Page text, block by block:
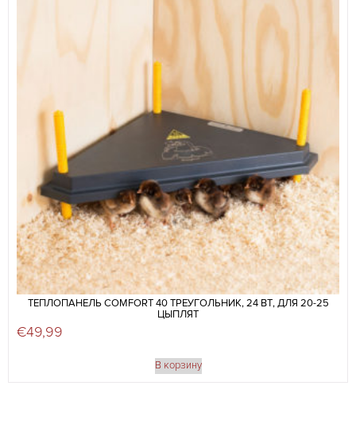
ТЕПЛОПАНЕЛЬ COMFORT 40 ТРЕУГОЛЬНИК, 24 ВТ, ДЛЯ 20-25
ЦЫПЛЯТ
€49,99
В корзину